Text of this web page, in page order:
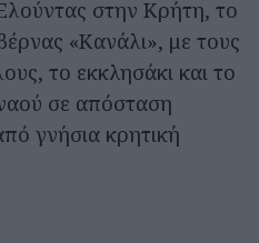
στην Κρήτη, το
«Κανάλι», με τους
το εκκλησάκι και το
σε απόσταση
γνήσια κρητική